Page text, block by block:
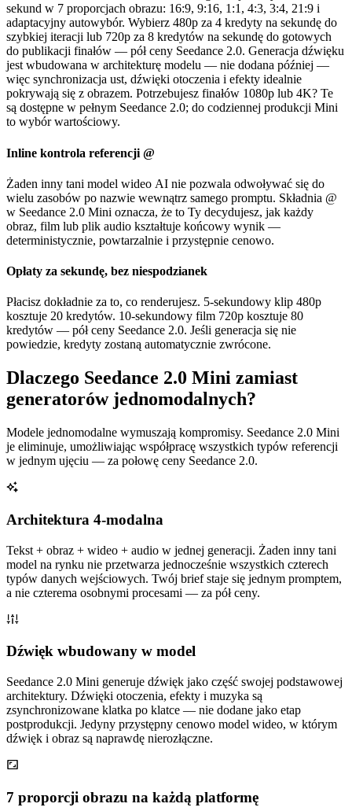
sekund w 7 proporcjach obrazu: 16:9, 9:16, 1:1, 4:3, 3:4, 21:9 i
adaptacyjny autowybór. Wybierz 480p za 4 kredyty na sekundę do
szybkiej iteracji lub 720p za 8 kredytów na sekundę do gotowych
do publikacji finałów — pół ceny Seedance 2.0. Generacja dźwięku
jest wbudowana w architekturę modelu — nie dodana później —
więc synchronizacja ust, dźwięki otoczenia i efekty idealnie
pokrywają się z obrazem. Potrzebujesz finałów 1080p lub 4K? Te
są dostępne w pełnym Seedance 2.0; do codziennej produkcji Mini
to wybór wartościowy.
Inline kontrola referencji @
Żaden inny tani model wideo AI nie pozwala odwoływać się do
wielu zasobów po nazwie wewnątrz samego promptu. Składnia @
w Seedance 2.0 Mini oznacza, że to Ty decydujesz, jak każdy
obraz, film lub plik audio kształtuje końcowy wynik —
deterministycznie, powtarzalnie i przystępnie cenowo.
Opłaty za sekundę, bez niespodzianek
Płacisz dokładnie za to, co renderujesz. 5-sekundowy klip 480p
kosztuje 20 kredytów. 10-sekundowy film 720p kosztuje 80
kredytów — pół ceny Seedance 2.0. Jeśli generacja się nie
powiedzie, kredyty zostaną automatycznie zwrócone.
Dlaczego Seedance 2.0 Mini zamiast
generatorów jednomodalnych?
Modele jednomodalne wymuszają kompromisy. Seedance 2.0 Mini
je eliminuje, umożliwiając współpracę wszystkich typów referencji
w jednym ujęciu — za połowę ceny Seedance 2.0.
Architektura 4-modalna
Tekst + obraz + wideo + audio w jednej generacji. Żaden inny tani
model na rynku nie przetwarza jednocześnie wszystkich czterech
typów danych wejściowych. Twój brief staje się jednym promptem,
a nie czterema osobnymi procesami — za pół ceny.
Dźwięk wbudowany w model
Seedance 2.0 Mini generuje dźwięk jako część swojej podstawowej
architektury. Dźwięki otoczenia, efekty i muzyka są
zsynchronizowane klatka po klatce — nie dodane jako etap
postprodukcji. Jedyny przystępny cenowo model wideo, w którym
dźwięk i obraz są naprawdę nierozłączne.
7 proporcji obrazu na każdą platformę